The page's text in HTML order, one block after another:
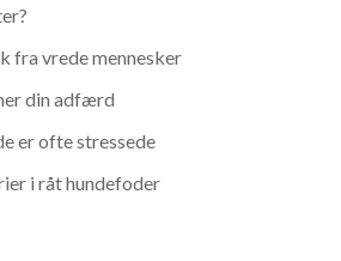
fra vrede mennesker
din adfærd
er ofte stressede
i råt hundefoder